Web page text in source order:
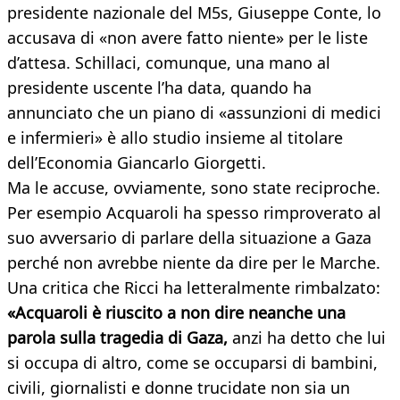
presidente nazionale del M5s, Giuseppe Conte, lo
accusava di «non avere fatto niente» per le liste
d’attesa. Schillaci, comunque, una mano al
presidente uscente l’ha data, quando ha
annunciato che un piano di «assunzioni di medici
e infermieri» è allo studio insieme al titolare
dell’Economia Giancarlo Giorgetti.
Ma le accuse, ovviamente, sono state reciproche.
Per esempio Acquaroli ha spesso rimproverato al
suo avversario di parlare della situazione a Gaza
perché non avrebbe niente da dire per le Marche.
Una critica che Ricci ha letteralmente rimbalzato:
«Acquaroli è riuscito a non dire neanche una
parola sulla tragedia di Gaza, anzi ha detto che lui
si occupa di altro, come se occuparsi di bambini,
civili, giornalisti e donne trucidate non sia un